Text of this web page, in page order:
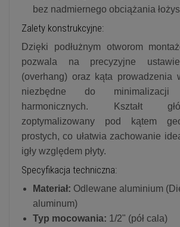
bez nadmiernego obciążania
Zalety konstrukcyjne:
Dzięki podłużnym otworom
pozwala na precyzyjne
(overhang) oraz kąta prowadzenia
niezbędne do minimalizacji
harmonicznych. Kształt
zoptymalizowany pod kątem
prostych, co ułatwia zachowanie
igły względem płyty.
Specyfikacja techniczna:
Materiał: Odlewane aluminium
aluminum)
Typ mocowania: 1/2" (pół cala)